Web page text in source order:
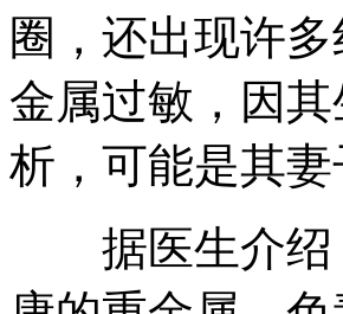
圈，还出现许
金属过敏，因
析，可能是其
据医生介绍